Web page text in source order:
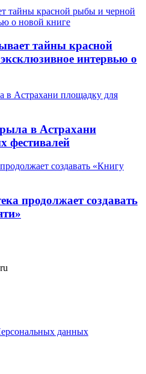
тайны красной
интервью о
в Астрахани
фестивалей
продолжает создавать
данных